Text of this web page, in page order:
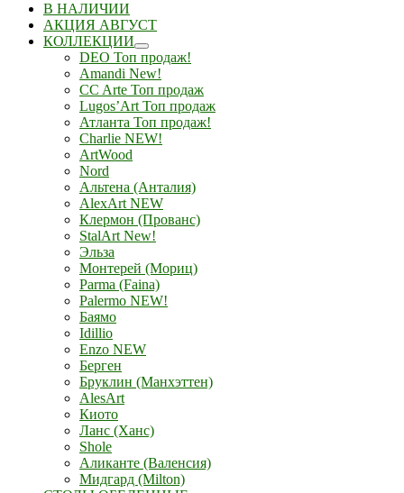
В НАЛИЧИИ
АКЦИЯ АВГУСТ
КОЛЛЕКЦИИ
DEO Топ продаж!
Amandi New!
CC Arte Топ продаж
Lugos’Art Топ продаж
Атланта Топ продаж!
Charlie NEW!
ArtWood
Nord
Альтена (Анталия)
AlexArt NEW
Клермон (Прованс)
StalArt New!
Эльза
Монтерей (Мориц)
Parma (Faina)
Palermo NEW!
Баямо
Idillio
Enzo NEW
Берген
Бруклин (Манхэттен)
AlesArt
Киото
Ланс (Ханс)
Shole
Аликанте (Валенсия)
Мидгард (Milton)